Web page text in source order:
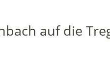
auf die